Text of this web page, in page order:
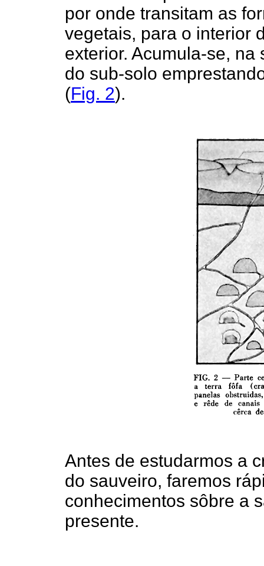
por onde transitam as
vegetais, para o interior
exterior. Acumula-se,
do sub-solo
(Fig. 2).
Antes de estudarmos a
do sauveiro, faremos
conhecimentos sôbre a
presente.